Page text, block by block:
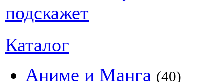
Каталог
Аниме и Манга (40)